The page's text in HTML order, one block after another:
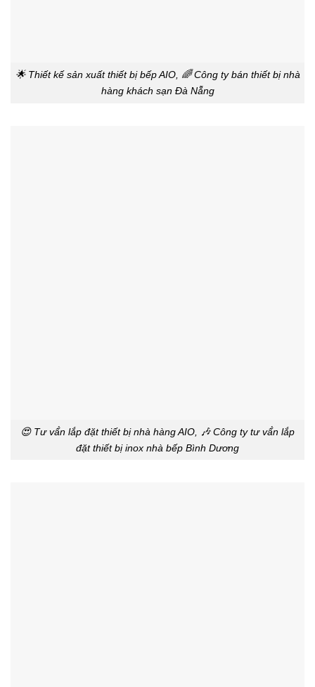
🌟 Thiết kế sản xuất thiết bị bếp AIO, 🌈 Công ty bán thiết bị nhà
hàng khách sạn Đà Nẵng
😍 Tư vấ́n lắp đặt thiết bị nhà hàng AIO, 🎶 Công ty tư vấ́n lắp
đặt thiết bị inox nhà bếp Bình Dương